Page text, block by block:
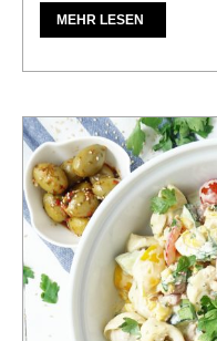
MEHR LESEN